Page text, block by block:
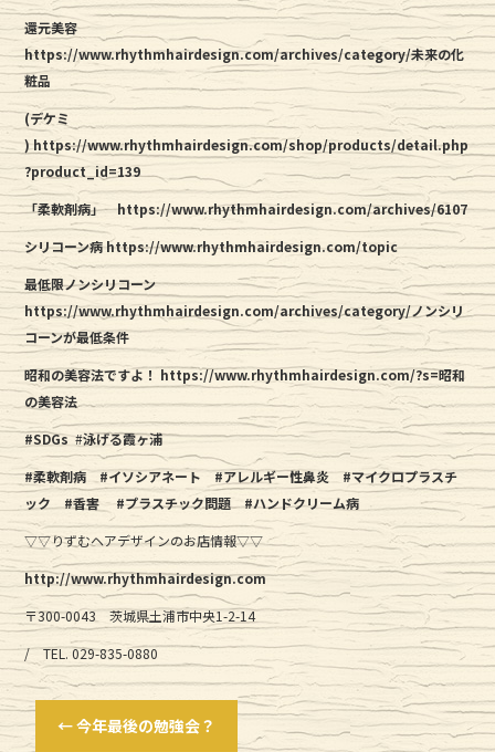
還元美容
https://www.rhythmhairdesign.com/archives/category/未来の化
粧品
(デケミ
) https://www.rhythmhairdesign.com/shop/products/detail.php
?product_id=139
「柔軟剤病」https://www.rhythmhairdesign.com/archives/6107
シリコーン病 https://www.rhythmhairdesign.com/topic
最低限ノンシリコーン
https://www.rhythmhairdesign.com/archives/category/ノンシリ
コーンが最低条件
昭和の美容法ですよ！https://www.rhythmhairdesign.com/?s=昭和
の美容法
#SDGs#泳げる霞ヶ浦
#柔軟剤病
#イソシアネート #アレルギー性鼻炎
#マイクロプラスチ
ック
#香害 #プラスチック問題
#ハンドクリーム病
▽▽りずむヘアデザインのお店情報▽▽
http://www.rhythmhairdesign.com
〒300-0043 茨城県土浦市中央1-2-14
/ TEL. 029-835-0880
←今年最後の勉強会？